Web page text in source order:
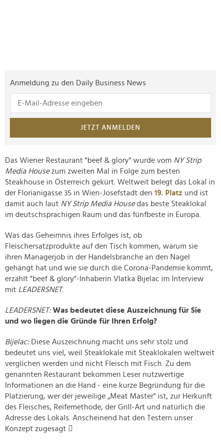
Anmeldung zu den Daily Business News
JETZT ANMELDEN
Das Wiener Restaurant "beef & glory" wurde vom NY Strip
Media Housezum zweiten Mal in Folge zum besten
Steakhouse in Österreich gekürt. Weltweit belegt das Lokal in
der Florianigasse 35 in Wien-Josefstadt den 19. Platz und ist
damit auch laut NY Strip Media Housedas beste Steaklokal
im deutschsprachigen Raum und das fünfbeste in Europa.
Was das Geheimnis ihres Erfolges ist, ob
Fleischersatzprodukte auf den Tisch kommen, warum sie
ihren Managerjob in der Handelsbranche an den Nagel
gehängt hat und wie sie durch die Corona-Pandemie kommt,
erzählt "beef & glory"-Inhaberin Vlatka Bijelac im Interview
mit LEADERSNET.
LEADERSNET: Was bedeutet diese Auszeichnung für Sie
und wo liegen die Gründe für Ihren Erfolg?
Bijelac:Diese Auszeichnung macht uns sehr stolz und
bedeutet uns viel, weil Steaklokale mit Steaklokalen weltweit
verglichen werden und nicht Fleisch mit Fisch. Zu dem
genannten Restaurant bekommen Leser nutzwertige
Informationen an die Hand - eine kurze Begründung für die
Platzierung, wer der jeweilige „Meat Master" ist, zur Herkunft
des Fleisches, Reifemethode, der Grill-Art und natürlich die
Adresse des Lokals. Anscheinend hat den Testern unser
Konzept zugesagt 